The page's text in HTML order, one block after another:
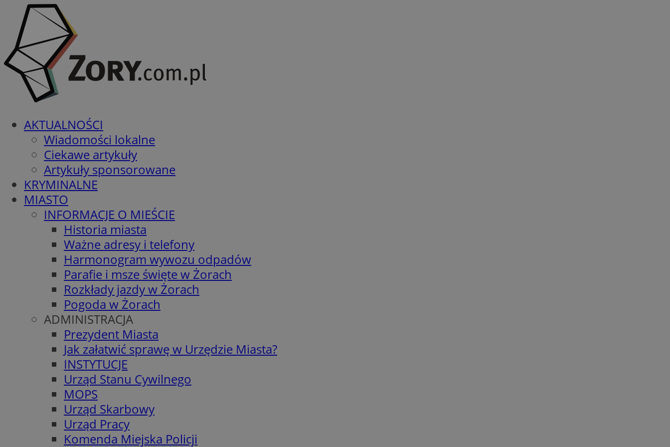
AKTUALNOŚCI
Wiadomości lokalne
Ciekawe artykuły
Artykuły sponsorowane
KRYMINALNE
MIASTO
INFORMACJE O MIEŚCIE
Historia miasta
Ważne adresy i telefony
Harmonogram wywozu odpadów
Parafie i msze święte w Żorach
Rozkłady jazdy w Żorach
Pogoda w Żorach
ADMINISTRACJA
Prezydent Miasta
Jak załatwić sprawę w Urzędzie Miasta?
INSTYTUCJE
Urząd Stanu Cywilnego
MOPS
Urząd Skarbowy
Urząd Pracy
Komenda Miejska Policji